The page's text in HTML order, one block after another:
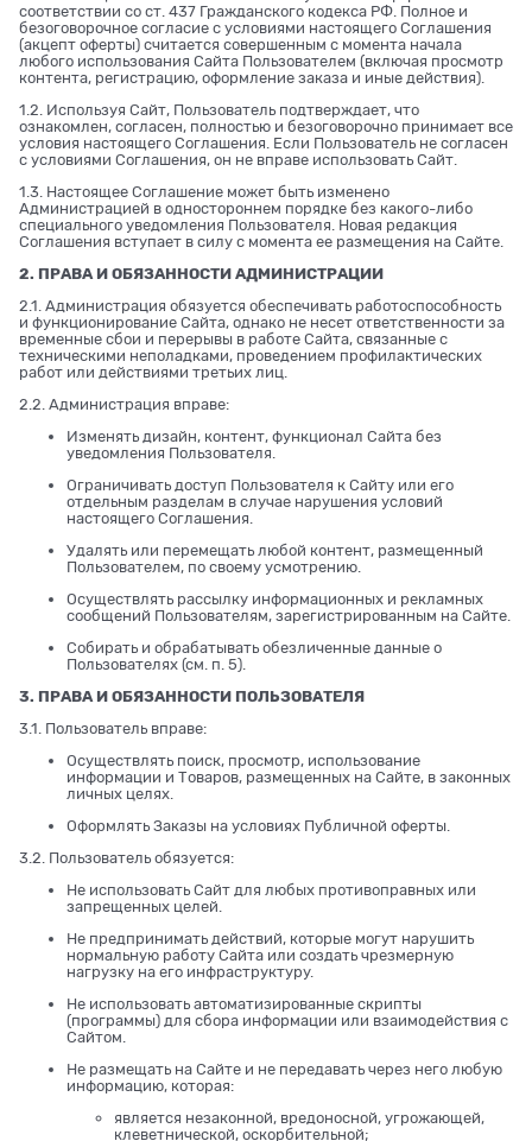
соответствии со ст. 437 Гражданского кодекса РФ. Полное и
безоговорочное согласие с условиями настоящего Соглашения
(акцепт оферты) считается совершенным с момента начала
любого использования Сайта Пользователем (включая просмотр
контента, регистрацию, оформление заказа и иные действия).
1.2. Используя Сайт, Пользователь подтверждает, что
ознакомлен, согласен, полностью и безоговорочно принимает все
условия настоящего Соглашения. Если Пользователь не согласен
с условиями Соглашения, он не вправе использовать Сайт.
1.3. Настоящее Соглашение может быть изменено
Администрацией в одностороннем порядке без какого-либо
специального уведомления Пользователя. Новая редакция
Соглашения вступает в силу с момента ее размещения на Сайте.
2. ПРАВА И ОБЯЗАННОСТИ АДМИНИСТРАЦИИ
2.1. Администрация обязуется обеспечивать работоспособность
и функционирование Сайта, однако не несет ответственности за
временные сбои и перерывы в работе Сайта, связанные с
техническими неполадками, проведением профилактических
работ или действиями третьих лиц.
2.2. Администрация вправе:
Изменять дизайн, контент, функционал Сайта без
уведомления Пользователя.
Ограничивать доступ Пользователя к Сайту или его
отдельным разделам в случае нарушения условий
настоящего Соглашения.
Удалять или перемещать любой контент, размещенный
Пользователем, по своему усмотрению.
Осуществлять рассылку информационных и рекламных
сообщений Пользователям, зарегистрированным на Сайте.
Собирать и обрабатывать обезличенные данные о
Пользователях (см. п. 5).
3. ПРАВА И ОБЯЗАННОСТИ ПОЛЬЗОВАТЕЛЯ
3.1. Пользователь вправе:
Осуществлять поиск, просмотр, использование
информации и Товаров, размещенных на Сайте, в законных
личных целях.
Оформлять Заказы на условиях Публичной оферты.
3.2. Пользователь обязуется:
Не использовать Сайт для любых противоправных или
запрещенных целей.
Не предпринимать действий, которые могут нарушить
нормальную работу Сайта или создать чрезмерную
нагрузку на его инфраструктуру.
Не использовать автоматизированные скрипты
(программы) для сбора информации или взаимодействия с
Сайтом.
Не размещать на Сайте и не передавать через него любую
информацию, которая:
является незаконной, вредоносной, угрожающей,
клеветнической, оскорбительной;